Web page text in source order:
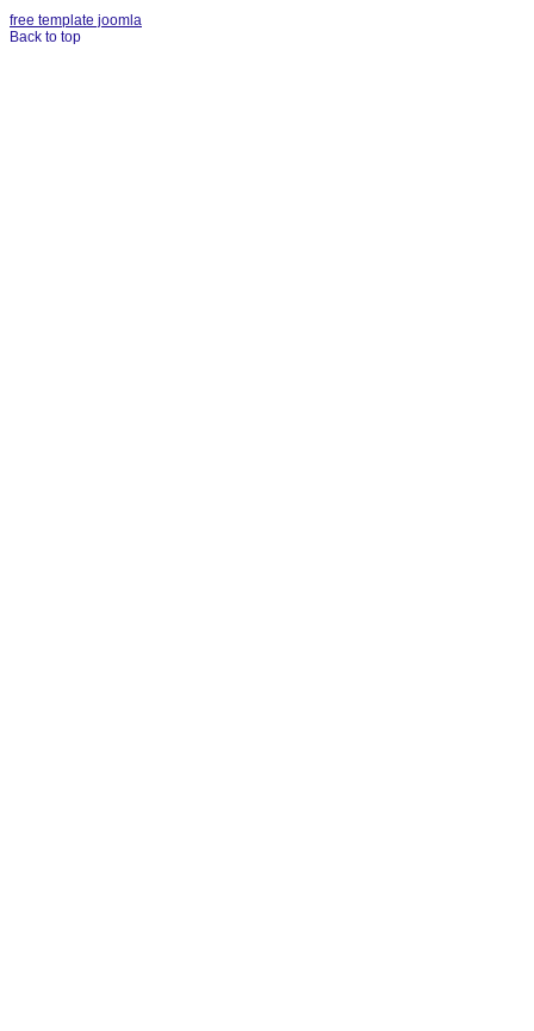
free template joomla
Back to top